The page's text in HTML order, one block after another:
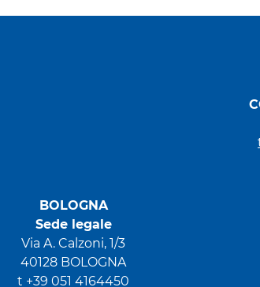
BOLOGNA
Sede legale
Via A. Calzoni, 1/3
40128 BOLOGNA
t +39 051 4164450